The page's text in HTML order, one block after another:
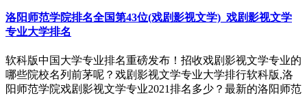
洛阳师范学院排名全国第43位(戏剧影视文学)_戏剧影视文学
专业大学排名
软科版中国大学专业排名重磅发布！招收戏剧影视文学专业的
哪些院校名列前茅呢？戏剧影视文学专业大学排行软科版,洛
阳师范学院戏剧影视文学专业2021排名多少？最新的洛阳师范